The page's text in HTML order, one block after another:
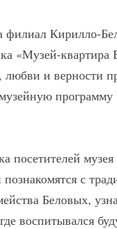
филиал Кирилло-
«Музей-
любви и верности
программу
посетителей
познакомятся с
Беловых,
воспитывался